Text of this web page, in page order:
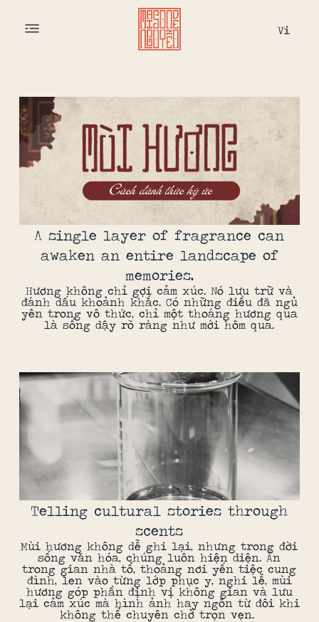
Vi
A single layer of fragrance can
awaken an entire landscape of
memories.
Hương không chỉ gợi cảm xúc. Nó lưu trữ và
đánh dấu khoảnh khắc. Có những điều đã ngủ
yên trong vô thức, chỉ một thoáng hương qua
là sống dậy rõ ràng như mới hôm qua.
Telling cultural stories through
scents
Mùi hương không dễ ghi lại, nhưng trong đời
sống văn hóa, chúng luôn hiện diện. Ẩn
trong gian nhà tổ, thoảng nơi yến tiệc cung
đình, len vào từng lớp phục y, nghi lễ, mùi
hương góp phần định vị không gian và lưu
lại cảm xúc mà hình ảnh hay ngôn từ đôi khi
không thể chuyên chở trọn vẹn.